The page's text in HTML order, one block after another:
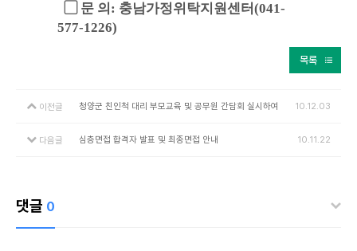
▢ 문 의: 충남가정위탁지원센터(041-
577-1226)
목록
이전글 청양군 친인척 대리 부모교육 및 공무원 간담회 실시하여 10.12.03
다음글 심층면접 합격자 발표 및 최종면접 안내 10.11.22
댓글 0